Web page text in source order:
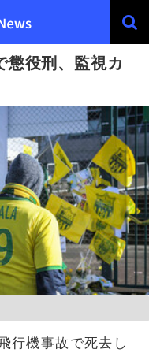
懲役刑、監視カ
行機事故で死去し